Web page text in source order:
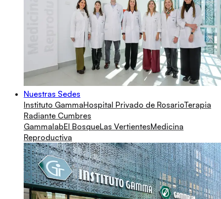
Nuestras Sedes
Instituto GammaHospital Privado de RosarioTerapia
Radiante Cumbres
GammalabEl BosqueLas VertientesMedicina
Reproductiva